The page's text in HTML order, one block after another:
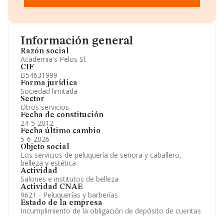
Información general
Razón social
Academia's Pelos Sl.
CIF
B54631999
Forma jurídica
Sociedad limitada
Sector
Otros servicios
Fecha de constitución
24-5-2012
Fecha último cambio
5-6-2026
Objeto social
Los servicios de peluquería de señora y caballero,
belleza y estética
Actividad
Salones e institutos de belleza
Actividad CNAE
9621 - Peluquerías y barberías
Estado de la empresa
Incumplimiento de la obligación de depósito de cuentas
Directivos y Ejecutivos.
Información oficial y registral complementaria.